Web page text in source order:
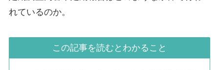
れているのか。
この記事を読むとわかること